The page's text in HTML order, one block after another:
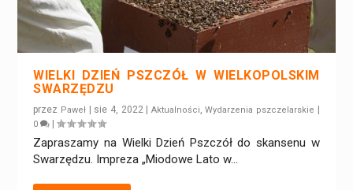
WIELKI DZIEŃ PSZCZÓŁ W WIELKOPOLSKIM
SWARZĘDZU
przez Paweł sie 4, 2022| Aktualności,Wydarzenia pszczelarskie
0 |
Zapraszamy na Wielki Dzień Pszczół do skansenu w
Swarzędzu. Impreza „Miodowe Lato w...